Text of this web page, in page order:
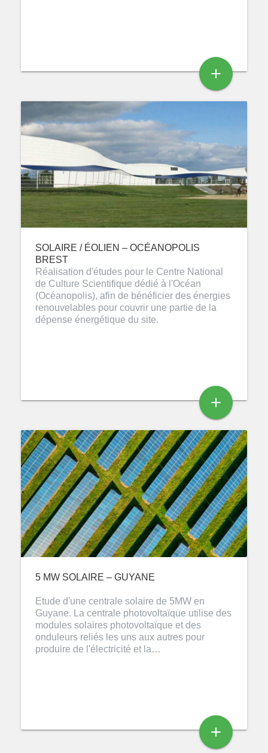
add
SOLAIRE / ÉOLIEN – OCÉANOPOLIS
BREST
Réalisation d'études pour le Centre National
de Culture Scientifique dédié à l'Océan
(Océanopolis), afin de bénéficier des énergies
renouvelables pour couvrir une partie de la
dépense énergétique du site.
add
5 MW SOLAIRE – GUYANE
Etude d'une centrale solaire de 5MW en
Guyane. La centrale photovoltaïque utilise des
modules solaires photovoltaïque et des
onduleurs reliés les uns aux autres pour
produire de l'électricité et la…
add